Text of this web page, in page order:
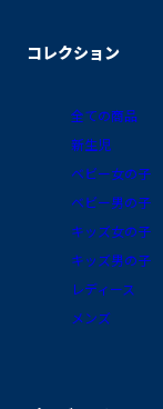
コレクション
全ての商品
新生児
ベビー女の子
ベビー男の子
キッズ女の子
キッズ男の子
レディース
メンズ